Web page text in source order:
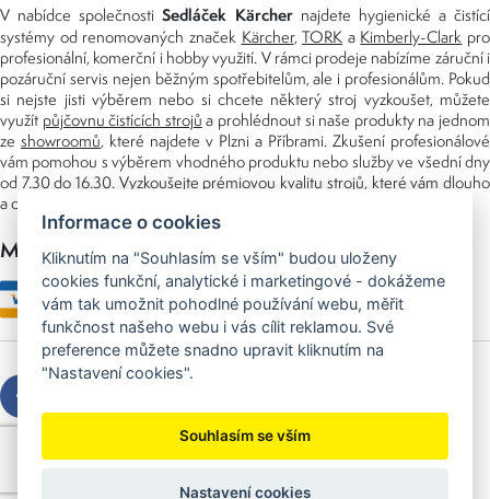
V nabídce společnostiSedláček Kärchernajdete hygienické a čistící
systémy od renomovaných značek Kärcher,TORK a Kimberly-Clark pro
profesionální, komerční i hobby využití. V rámci prodeje nabízíme záruční i
pozáruční servis nejen běžným spotřebitelům, ale i profesionálům. Pokud
si nejste jisti výběrem nebo si chcete některý stroj vyzkoušet, můžete
využít půjčovnu čistících strojů a prohlédnout si naše produkty na jednom
ze showroomů, které najdete v Plzni a Příbrami. Zkušení profesionálové
vám pomohou s výběrem vhodného produktu nebo služby ve všední dny
od 7.30 do 16.30. Vyzkoušejte prémiovou kvalitu strojů, které vám dlouho
a dobře poslouží nejen doma, ale i v zaměstnání.
Možnosti platby
Copyright © 2026 Sedláček s.r.o.
Created byOLC Webdesign
Informace o cookies
Kliknutím na "Souhlasím se vším" budou uloženy
cookies funkční, analytické i marketingové - dokážeme
vám tak umožnit pohodlné používání webu, měřit
funkčnost našeho webu i vás cílit reklamou. Své
preference můžete snadno upravit kliknutím na
"Nastavení cookies".
Souhlasím se vším
Nastavení cookies